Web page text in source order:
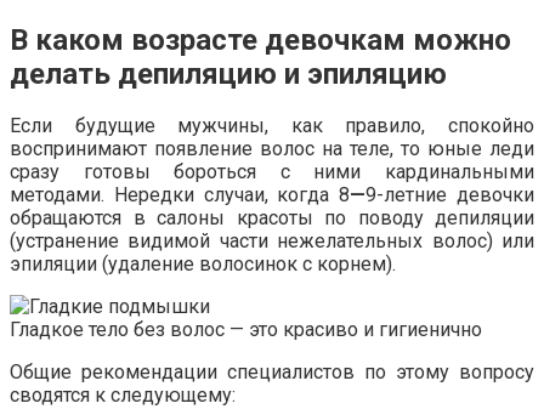
В каком возрасте девочкам можно
делать депиляцию и эпиляцию
Если будущие мужчины, как правило, спокойно
воспринимают появление волос на теле, то юные леди
сразу готовы бороться с ними кардинальными
методами. Нередки случаи, когда 8—9-летние девочки
обращаются в салоны красоты по поводу депиляции
(устранение видимой части нежелательных волос) или
эпиляции (удаление волосинок с корнем).
Гладкое тело без волос — это красиво и гигиенично
Общие рекомендации специалистов по этому вопросу
сводятся к следующему: